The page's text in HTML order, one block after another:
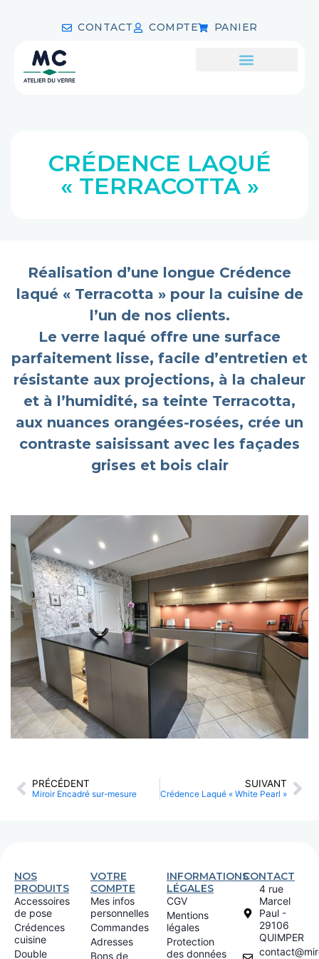
CONTACT COMPTE PANIER
CRÉDENCE LAQUÉ
« TERRACOTTA »
Réalisation d’une longue Crédence
laqué « Terracotta » pour la cuisine de
l’un de nos clients.
Le verre laqué offre une surface
parfaitement lisse, facile d’entretien et
résistante aux projections, à la chaleur
et à l’humidité, sa teinte Terracotta,
aux nuances orangées-rosées, crée un
contraste saisissant avec les façades
grises et bois clair
PRÉCÉDENT
Miroir Encadré sur-mesure
SUIVANT
Crédence Laqué « White Pearl »
NOS
PRODUITS
Accessoires
de pose
Crédences
cuisine
Double
VOTRE
COMPTE
Mes infos
personnelles
Commandes
Adresses
Bons de
INFORMATIONS
LÉGALES
CGV
Mentions
légales
Protection
des données
CONTACT
4 rue
Marcel
Paul -
29106
QUIMPER